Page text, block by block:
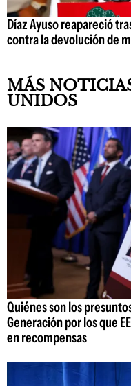
Díaz Ayuso reapareció
contra la devolución de
MÁS
UNIDOS
Quiénes son los
Generación por los que
en recompensas